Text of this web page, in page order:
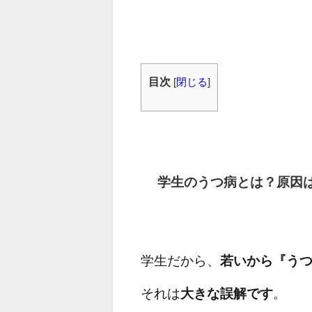
目次 [閉じる]
学生のうつ病とは？原因
学生だから、若いから『う
それは大きな誤解です。